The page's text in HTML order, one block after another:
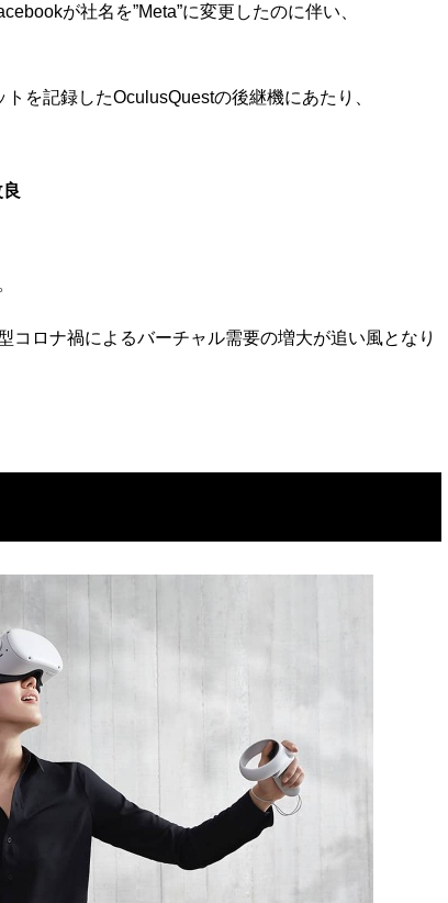
が社名を”Meta”に変更したのに伴い、
を記録したOculusQuestの後継機にあたり、
コロナ禍によるバーチャル需要の増大が追い風となり